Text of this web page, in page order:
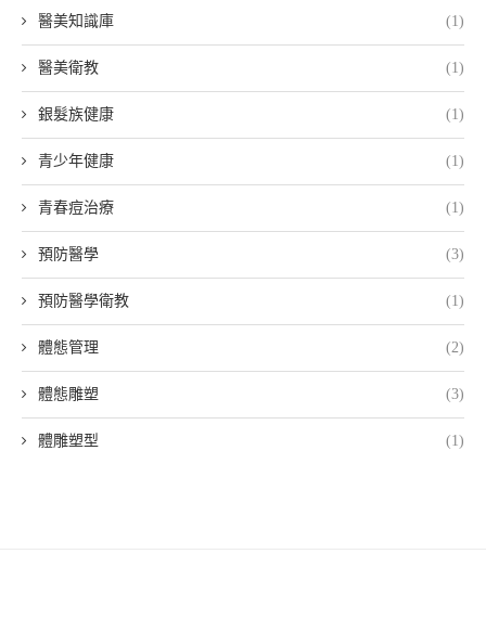
醫美知識庫 (1)
醫美衛教 (1)
銀髮族健康 (1)
青少年健康 (1)
青春痘治療 (1)
預防醫學 (3)
預防醫學衛教 (1)
體態管理 (2)
體態雕塑 (3)
體雕塑型 (1)